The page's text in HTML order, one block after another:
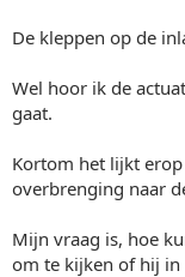
De kleppen op de
Wel hoor ik de
gaat.
Kortom het lijkt
overbrenging naar
Mijn vraag is, hoe
om te kijken of hij in